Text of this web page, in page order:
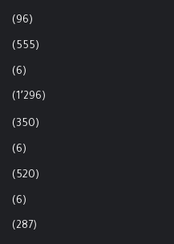
(96)
(555)
(6)
(1٬296)
(350)
(6)
(520)
(6)
(287)